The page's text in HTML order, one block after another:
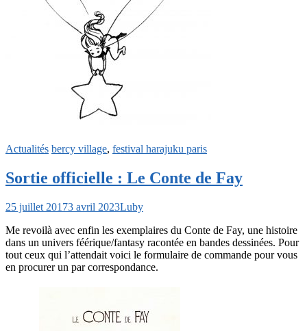
Actualités bercy village, festival harajuku paris
Sortie officielle : Le Conte de Fay
25 juillet 20173 avril 2023Luby
Me revoilà avec enfin les exemplaires du Conte de Fay, une histoire
dans un univers féérique/fantasy racontée en bandes dessinées. Pour
tout ceux qui l’attendait voici le formulaire de commande pour vous
en procurer un par correspondance.